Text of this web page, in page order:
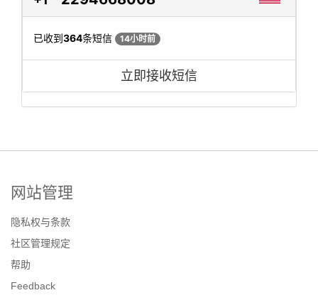
已收到364条短信 14小时前
立即接收短信
网站管理
隐私权与条款
社区管理规定
帮助
Feedback